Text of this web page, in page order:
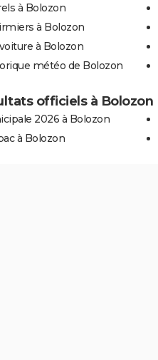
à Bolozon
à Bolozon
à Bolozon
météo de Bolozon
officiels à Bolozon
2026 à Bolozon
à Bolozon